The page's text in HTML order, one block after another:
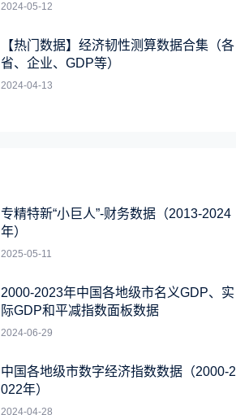
2024-05-12
【热门数据】经济韧性测算数据合集（各
省、企业、GDP等）
2024-04-13
专精特新“小巨人”-财务数据（2013-2024
年）
2025-05-11
2000-2023年中国各地级市名义GDP、实
际GDP和平减指数面板数据
2024-06-29
中国各地级市数字经济指数数据（2000-2
022年）
2024-04-28